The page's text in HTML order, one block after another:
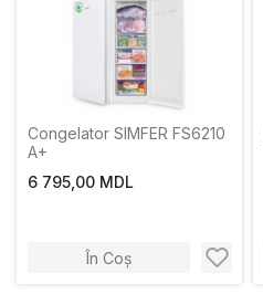
Congelator SIMFER FS6210
A+
6 795,00 MDL
În Coș